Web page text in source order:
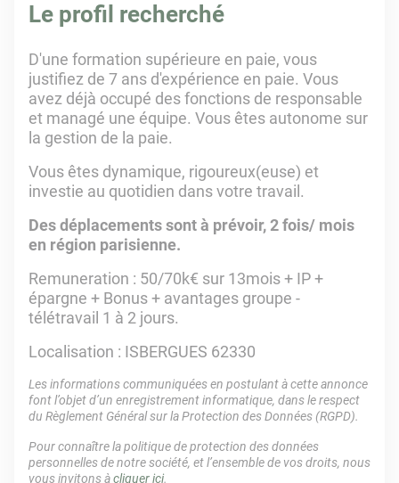
Le profil recherché
D'une formation supérieure en paie, vous
justifiez de 7 ans d'expérience en paie. Vous
avez déjà occupé des fonctions de responsable
et managé une équipe. Vous êtes autonome sur
la gestion de la paie.
Vous êtes dynamique, rigoureux(euse) et
investie au quotidien dans votre travail.
Des déplacements sont à prévoir, 2 fois/ mois
en région parisienne.
Remuneration : 50/70k€ sur 13mois + IP +
épargne + Bonus + avantages groupe -
télétravail 1 à 2 jours.
Localisation : ISBERGUES 62330
Les informations communiquées en postulant à cette annonce
font l’objet d’un enregistrement informatique, dans le respect
du Règlement Général sur la Protection des Données (RGPD).
Pour connaître la politique de protection des données
personnelles de notre société, et l’ensemble de vos droits, nous
vous invitons àcliquer ici.